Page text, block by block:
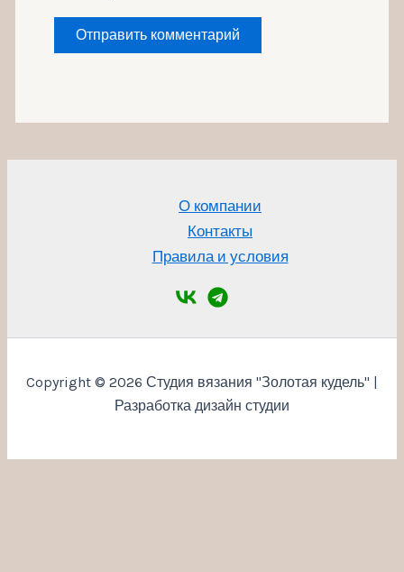
О компании
Контакты
Правила и условия
Copyright © 2026 Студия вязания "Золотая кудель" |
Разработка дизайн студии